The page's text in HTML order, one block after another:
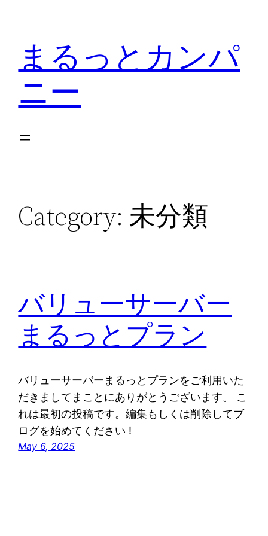
content
まるっとカンパ
ニー
Category: 未分類
バリューサーバー
まるっとプラン
バリューサーバーまるっとプランをご利用いた
だきましてまことにありがとうございます。 こ
れは最初の投稿です。編集もしくは削除してブ
ログを始めてください !
May 6, 2025